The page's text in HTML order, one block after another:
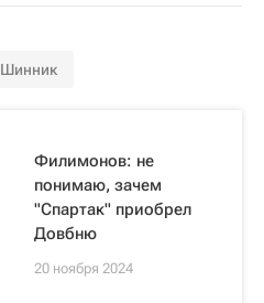
Шинник
Филимонов: не
понимаю, зачем
"Спартак" приобрел
Довбню
20 ноября 2024